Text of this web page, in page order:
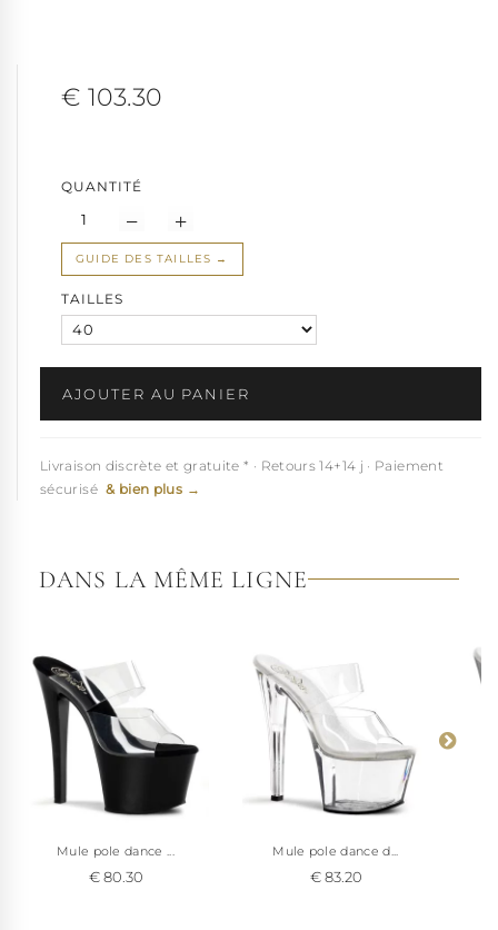
€ 103.30
QUANTITÉ
GUIDE DES TAILLES
TAILLES
AJOUTER AU PANIER
Livraison discrète et gratuite * · Retours 14+14 j · Paiement
sécurisé & bien plus →
DANS LA MÊME LIGNE
Mule pole dance ...
€ 80.30
Mule pole dance d...
€ 83.20